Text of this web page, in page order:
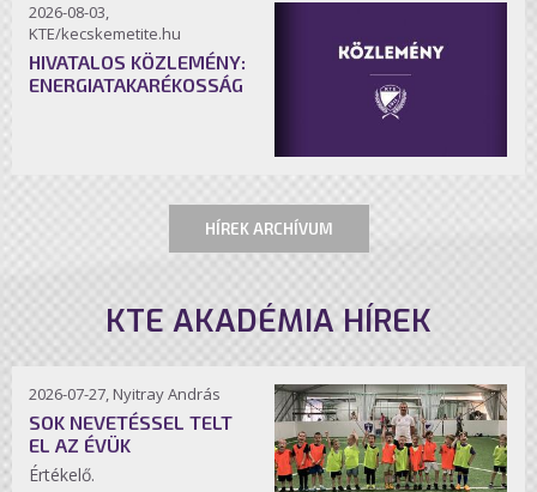
2026-08-03,
KTE/kecskemetite.hu
HIVATALOS KÖZLEMÉNY:
ENERGIATAKARÉKOSSÁG
HÍREK ARCHÍVUM
KTE AKADÉMIA HÍREK
2026-07-27, Nyitray András
SOK NEVETÉSSEL TELT
EL AZ ÉVÜK
Értékelő.